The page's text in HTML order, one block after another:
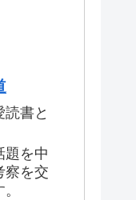
書と
題を中
察を交